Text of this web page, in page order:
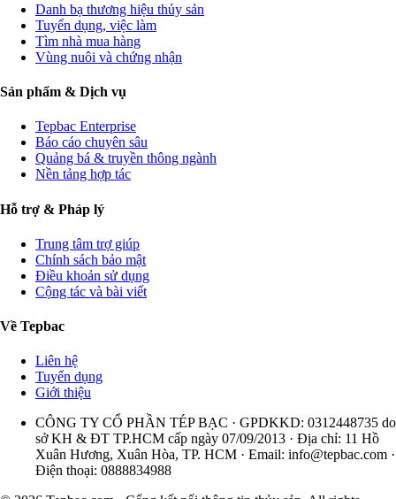
Danh bạ thương hiệu thủy sản
Tuyển dụng, việc làm
Tìm nhà mua hàng
Vùng nuôi và chứng nhận
Sản phẩm & Dịch vụ
Tepbac Enterprise
Báo cáo chuyên sâu
Quảng bá & truyền thông ngành
Nền tảng hợp tác
Hỗ trợ & Pháp lý
Trung tâm trợ giúp
Chính sách bảo mật
Điều khoản sử dụng
Cộng tác và bài viết
Về Tepbac
Liên hệ
Tuyển dụng
Giới thiệu
CÔNG TY CỔ PHẦN TÉP BẠC · GPDKKD: 0312448735 do
sở KH & ĐT TP.HCM cấp ngày 07/09/2013 · Địa chỉ: 11 Hồ
Xuân Hương, Xuân Hòa, TP. HCM · Email: info@tepbac.com ·
Điện thoại: 0888834988